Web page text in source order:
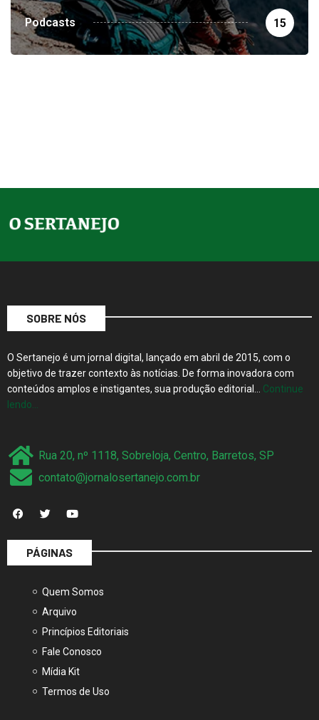
Podcasts 15
SOBRE NÓS
O Sertanejo é um jornal digital, lançado em abril de 2015, com o
objetivo de trazer contexto às notícias. De forma inovadora com
conteúdos amplos e instigantes, sua produção editorial… Continue
lendo…
Rua 20, nº 1118, Sobreloja, Centro, Barretos, SP
contato@jornalosertanejo.com.br
PÁGINAS
Quem Somos
Arquivo
Princípios Editoriais
Fale Conosco
Mídia Kit
Termos de Uso